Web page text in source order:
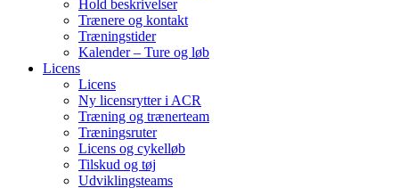
Hold beskrivelser
Trænere og kontakt
Træningstider
Kalender – Ture og løb
Licens
Licens
Ny licensrytter i ACR
Træning og trænerteam
Træningsruter
Licens og cykelløb
Tilskud og tøj
Udviklingsteams